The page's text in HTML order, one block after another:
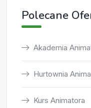
Polecane
Akademia
Hurtownia
Kurs Animatora